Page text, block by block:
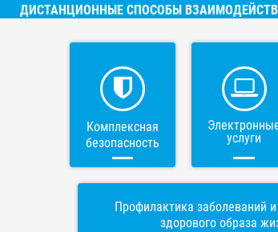
ДИСТАНЦИОННЫЕ СПОСОБЫ
Комплексная
безопасность
услуги
Профилактика заболеваний
здорового образа